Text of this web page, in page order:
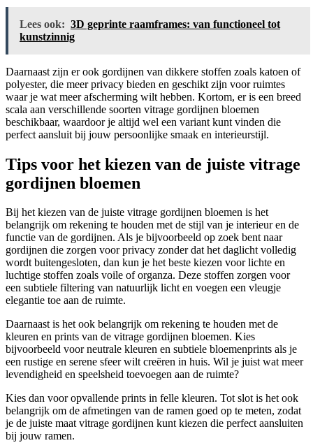
Lees ook: 3D geprinte raamframes: van functioneel tot
kunstzinnig
Daarnaast zijn er ook gordijnen van dikkere stoffen zoals katoen of
polyester, die meer privacy bieden en geschikt zijn voor ruimtes
waar je wat meer afscherming wilt hebben. Kortom, er is een breed
scala aan verschillende soorten vitrage gordijnen bloemen
beschikbaar, waardoor je altijd wel een variant kunt vinden die
perfect aansluit bij jouw persoonlijke smaak en interieurstijl.
Tips voor het kiezen van de juiste vitrage
gordijnen bloemen
Bij het kiezen van de juiste vitrage gordijnen bloemen is het
belangrijk om rekening te houden met de stijl van je interieur en de
functie van de gordijnen. Als je bijvoorbeeld op zoek bent naar
gordijnen die zorgen voor privacy zonder dat het daglicht volledig
wordt buitengesloten, dan kun je het beste kiezen voor lichte en
luchtige stoffen zoals voile of organza. Deze stoffen zorgen voor
een subtiele filtering van natuurlijk licht en voegen een vleugje
elegantie toe aan de ruimte.
Daarnaast is het ook belangrijk om rekening te houden met de
kleuren en prints van de vitrage gordijnen bloemen. Kies
bijvoorbeeld voor neutrale kleuren en subtiele bloemenprints als je
een rustige en serene sfeer wilt creëren in huis. Wil je juist wat meer
levendigheid en speelsheid toevoegen aan de ruimte?
Kies dan voor opvallende prints in felle kleuren. Tot slot is het ook
belangrijk om de afmetingen van de ramen goed op te meten, zodat
je de juiste maat vitrage gordijnen kunt kiezen die perfect aansluiten
bij jouw ramen.